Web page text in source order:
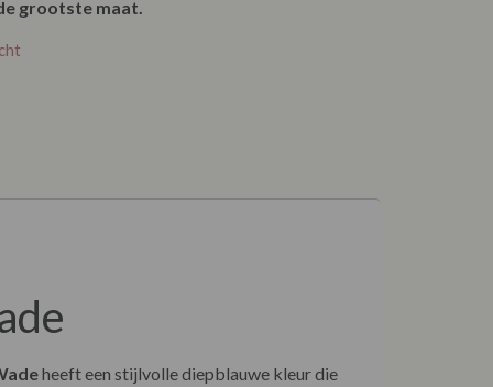
grootste maat.
heeft een stijlvolle diepblauwe kleur die